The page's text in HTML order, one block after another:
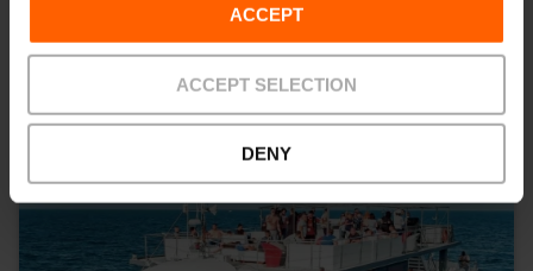
ACCEPT
ACCEPT SELECTION
DENY